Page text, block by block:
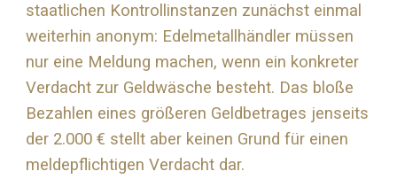
staatlichen Kontrollinstanzen zunächst einmal
weiterhin anonym: Edelmetallhändler müssen
nur eine Meldung machen, wenn ein konkreter
Verdacht zur Geldwäsche besteht. Das bloße
Bezahlen eines größeren Geldbetrages jenseits
der 2.000 € stellt aber keinen Grund für einen
meldepflichtigen Verdacht dar.